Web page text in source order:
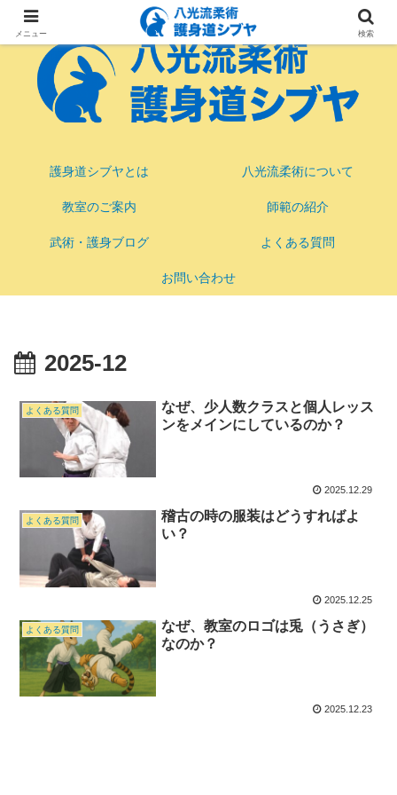
護身道シブヤとは 八光流柔術について
教室のご案内 師範の紹介
武術・護身ブログ よくある質問
お問い合わせ
2025-12
よくある質問
なぜ、少人数クラスと個人レッス
ンをメインにしているのか？
2025.12.29
よくある質問
稽古の時の服装はどうすればよ
い？
2025.12.25
よくある質問
なぜ、教室のロゴは兎（うさぎ）
なのか？
2025.12.23
メニュー 検索